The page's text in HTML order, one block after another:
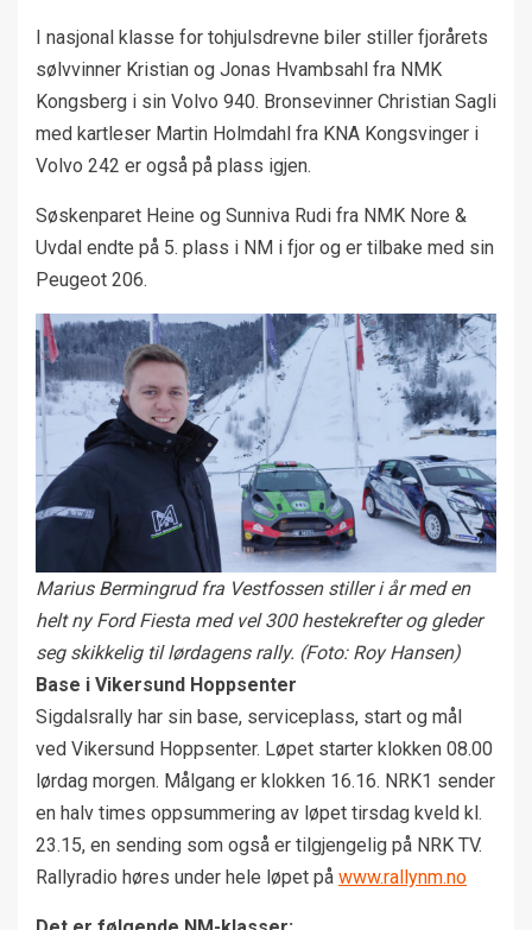
I nasjonal klasse for tohjulsdrevne biler stiller fjorårets
sølvvinner Kristian og Jonas Hvambsahl fra NMK
Kongsberg i sin Volvo 940. Bronsevinner Christian Sagli
med kartleser Martin Holmdahl fra KNA Kongsvinger i
Volvo 242 er også på plass igjen.
Søskenparet Heine og Sunniva Rudi fra NMK Nore &
Uvdal endte på 5. plass i NM i fjor og er tilbake med sin
Peugeot 206.
Marius Bermingrud fra Vestfossen stiller i år med en
helt ny Ford Fiesta med vel 300 hestekrefter og gleder
seg skikkelig til lørdagens rally. (Foto: Roy Hansen)
Base i Vikersund Hoppsenter
Sigdalsrally har sin base, serviceplass, start og mål
ved Vikersund Hoppsenter. Løpet starter klokken 08.00
lørdag morgen. Målgang er klokken 16.16. NRK1 sender
en halv times oppsummering av løpet tirsdag kveld kl.
23.15, en sending som også er tilgjengelig på NRK TV.
Rallyradio høres under hele løpet på www.rallynm.no